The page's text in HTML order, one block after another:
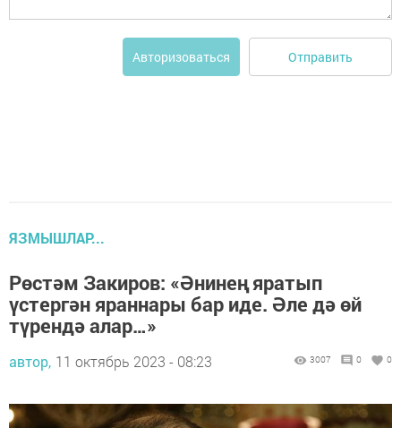
Авторизоваться Отправить
ЯЗМЫШЛАР...
Рөстәм Закиров: «Әнинең яратып
үстергән яраннары бар иде. Әле дә өй
түрендә алар…»
автор, 11 октябрь 2023 - 08:23 3007 0 0